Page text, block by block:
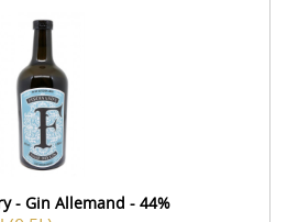
- Gin Allemand - 44%